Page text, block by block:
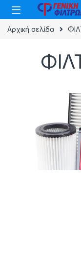
Skip to navigation
Skip to content
Αρχική σελίδα